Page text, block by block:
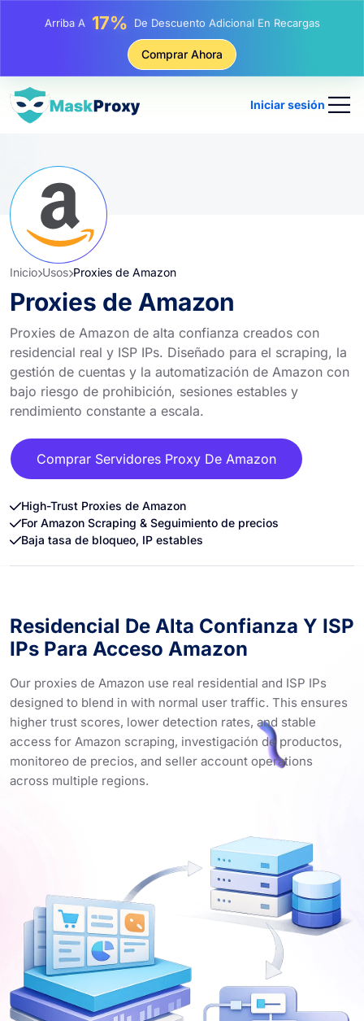
Arriba A 25% Descuento En Compras Estáticas IP
81% Descuento En Compras Rotativas IP
Comprar Ahora
Iniciar sesión
Inicio Usos Proxies de Amazon
Proxies de Amazon
Proxies de Amazon de alta confianza creados con
residencial real y ISP IPs. Diseñado para el scraping, la
gestión de cuentas y la automatización de Amazon con
bajo riesgo de prohibición, sesiones estables y
rendimiento constante a escala.
Comprar Servidores Proxy De Amazon
High-Trust Proxies de Amazon
For Amazon Scraping & Seguimiento de precios
Baja tasa de bloqueo, IP estables
Residencial De Alta Confianza Y ISP
IPs Para Acceso Amazon
Our proxies de Amazon use real residential and ISP IPs
designed to blend in with normal user traffic. This ensures
higher trust scores, lower detection rates, and stable
access for Amazon scraping, investigación de productos,
monitoreo de precios, and seller account operations
across multiple regions.